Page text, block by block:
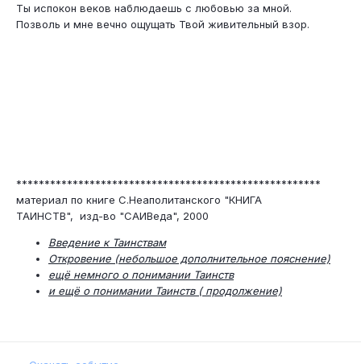
Ты испокон веков наблюдаешь с любовью за мной.
Позволь и мне вечно ощущать Твой живительный взор.
******************************************************
материал по книге С.Неаполитанского "КНИГА
ТАИНСТВ", изд-во "САИВеда", 2000
Введение к Таинствам
Откровение (небольшое дополнительное пояснение)
ещё немного о понимании Таинств
и ещё о понимании Таинств ( продолжение)